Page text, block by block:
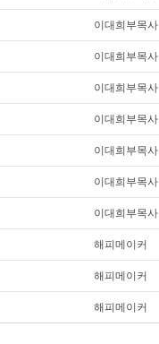
이대희부목사
이대희부목사
이대희부목사
이대희부목사
이대희부목사
이대희부목사
이대희부목사
해피메이커
해피메이커
해피메이커